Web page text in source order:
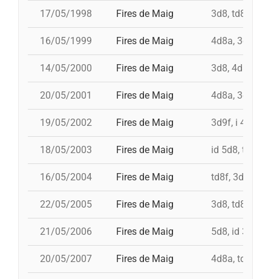
17/05/1998 Fires de Maig 3d8, td8f,
16/05/1999 Fires de Maig 4d8a, 3d8,
14/05/2000 Fires de Maig 3d8, 4d8a,
20/05/2001 Fires de Maig 4d8a, 3d9f,
19/05/2002 Fires de Maig 3d9f, i 4d9f,
18/05/2003 Fires de Maig id 5d8, td8f,
16/05/2004 Fires de Maig td8f, 3d9f,
22/05/2005 Fires de Maig 3d8, td8f,
21/05/2006 Fires de Maig 5d8, id 3d9f,
20/05/2007 Fires de Maig 4d8a, td8f,